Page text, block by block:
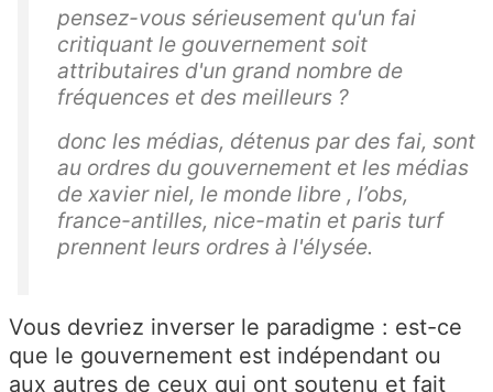
pensez-vous sérieusement qu'un fai
critiquant le gouvernement soit
attributaires d'un grand nombre de
fréquences et des meilleurs ?
donc les médias, détenus par des fai, sont
au ordres du gouvernement et les médias
de xavier niel, le monde libre , l’obs,
france-antilles, nice-matin et paris turf
prennent leurs ordres à l'élysée.
Vous devriez inverser le paradigme : est-ce
que le gouvernement est indépendant ou
aux autres de ceux qui ont soutenu et fait